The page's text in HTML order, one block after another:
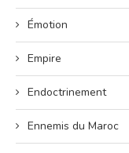
Émotion
Empire
Endoctrinement
Ennemis du Maroc